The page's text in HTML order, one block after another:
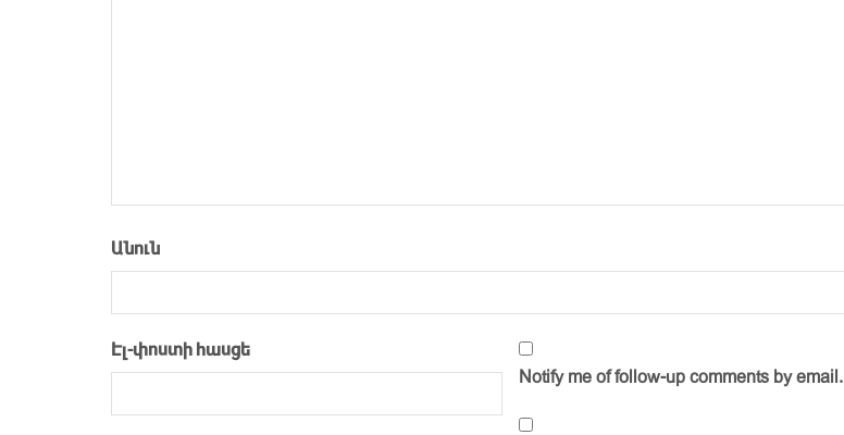
Անուն
Էլ-փոստի հասցե
Notify me of follow-up comments by email.